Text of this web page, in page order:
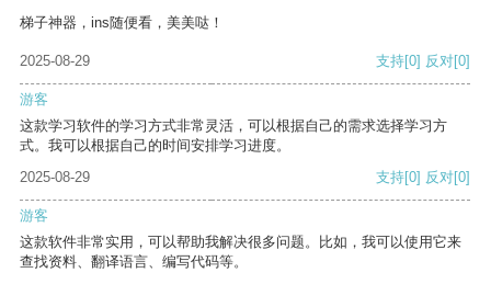
梯子神器，ins随便看，美美哒！
2025-08-29 支持[0] 反对[0]
游客
这款学习软件的学习方式非常灵活，可以根据自己的需求选择学习方
式。我可以根据自己的时间安排学习进度。
2025-08-29
支持[0] 反对[0]
游客
这款软件非常实用，可以帮助我解决很多问题。比如，我可以使用它来
查找资料、翻译语言、编写代码等。